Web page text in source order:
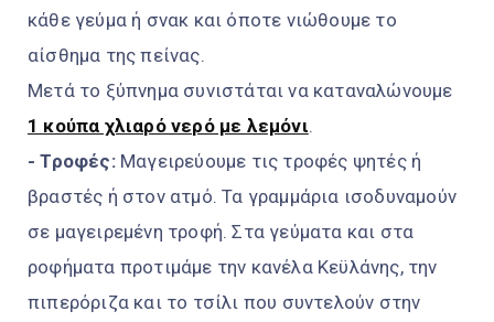
κάθε γεύμα ή σνακ και όποτε νιώθουμε το
αίσθημα της πείνας.
Μετά το ξύπνημα συνιστάται να καταναλώνουμε
1 κούπα χλιαρό νερό με λεμόνι.
- Τροφές:Μαγειρεύουμε τις τροφές ψητές ή
βραστές ή στον ατμό. Τα γραμμάρια ισοδυναμούν
σε μαγειρεμένη τροφή. Στα γεύματα και στα
ροφήματα προτιμάμε την κανέλα Κεϋλάνης, την
πιπερόριζα και το τσίλι που συντελούν στην